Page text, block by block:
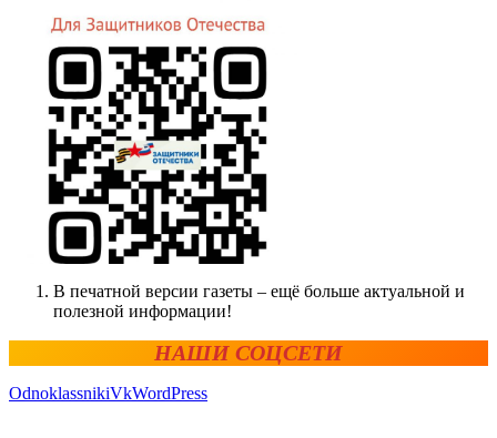
В печатной версии газеты – ещё больше актуальной и
полезной информации!
НАШИ СОЦСЕТИ
OdnoklassnikiVkWordPress